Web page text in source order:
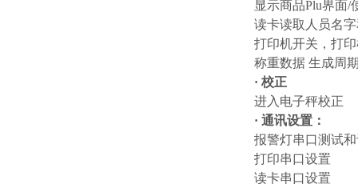
显示商品Plu界面/
读卡读取人员名
打印机开关，打
称重数据 生成周
· 校正
进入电子秤校正
· 通讯设置：
报警灯串口测试
打印串口设置
读卡串口设置